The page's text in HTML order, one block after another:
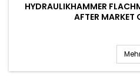
HYDRAULIKHAMMER
FTER MARKET